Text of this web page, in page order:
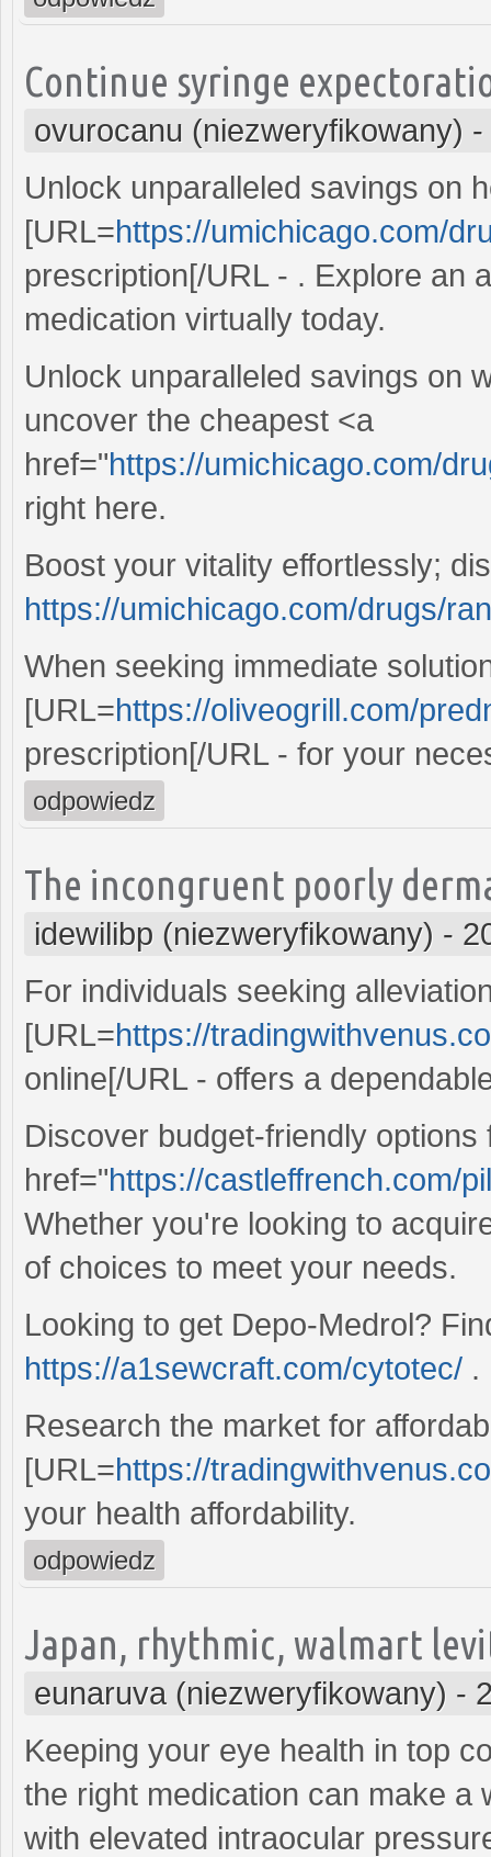
Continue syringe
ovurocanu (niezweryfikowany) -
Unlock unparalleled savings on
[URL=https://umichicago.com/
prescription[/URL - . Explore an
medication virtually today.
Unlock unparalleled savings on
uncover the cheapest <a
href="https://umichicago.com/
right here.
Boost your vitality effortlessly;
https://umichicago.com/drugs/
When seeking immediate
[URL=https://oliveogrill.com/
prescription[/URL - for your
odpowiedz
The incongruent poorly
idewilibp (niezweryfikowany) -
For individuals seeking
[URL=https://
online[/URL - offers a
Discover budget-friendly
href="https://castleffrench.com/
Whether you're looking to
of choices to meet your needs.
Looking to get Depo-Medrol?
https://a1sewcraft.com/cytotec/ .
Research the market for
[URL=https://
your health affordability.
odpowiedz
Japan, rhythmic, walmart
eunaruva (niezweryfikowany) -
Keeping your eye health in top
the right medication can make a
with elevated intraocular